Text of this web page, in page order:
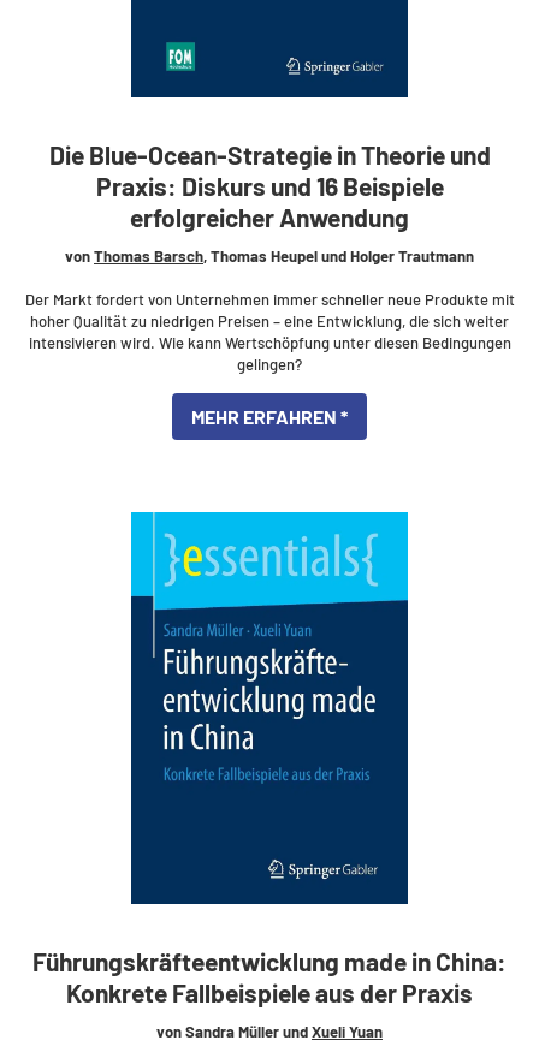
Die Blue-Ocean-Strategie in Theorie und
Praxis: Diskurs und 16 Beispiele
erfolgreicher Anwendung
vonThomas Barsch, Thomas Heupel und Holger Trautmann
Der Markt fordert von Unternehmen immer schneller neue Produkte mit
hoher Qualität zu niedrigen Preisen – eine Entwicklung, die sich weiter
intensivieren wird. Wie kann Wertschöpfung unter diesen Bedingungen
gelingen?
MEHR ERFAHREN *
Führungskräfteentwicklung made in China:
Konkrete Fallbeispiele aus der Praxis
von Sandra Müller undXueli Yuan